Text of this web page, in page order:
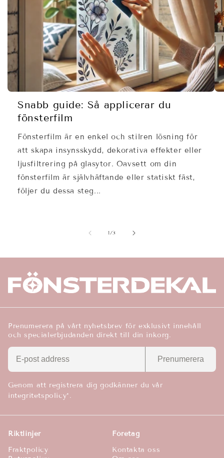
Snabb guide: Så applicerar du
fönsterfilm
Fönsterfilm är en enkel och stilren lösning för
att skapa insynsskydd, dekorativa effekter eller
ljusfiltrering på glasytor. Oavsett om din
fönsterfilm är självhäftande eller statiskt fäst,
följer du dessa steg...
1/av
3
Prenumerera på vårt nyhetsbrev för exklusivt innehåll
och specialerbjudanden direkt till din inkorg.
Prenumerera
Genom att registrera dig godkänner du vår
integritetspolicy*.
Riktlinjer
Fraktpolicy
Företag
Kontakta oss